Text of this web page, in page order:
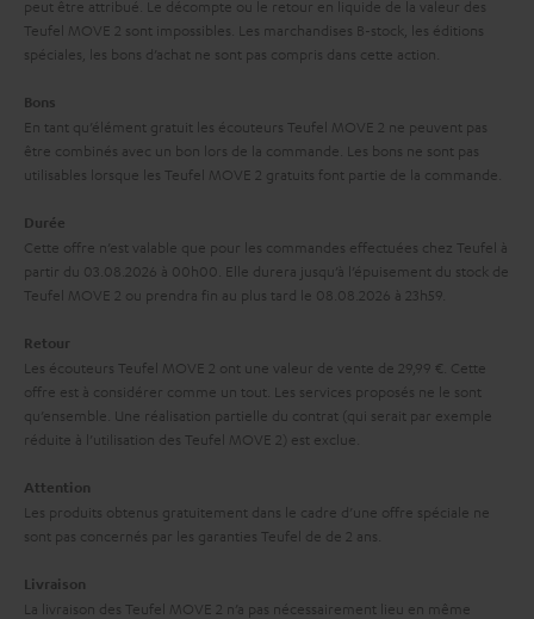
à
l
e
x
d
i
i
o
n
i
v
s
à
l
g
a
a
n
t
e
peut être attribué. Le décompte ou le retour en liquide de la valeur des
Teufel MOVE 2 sont impossibles. Les marchandises B-stock, les éditions
spéciales, les bons d’achat ne sont pas compris dans cette action.
Bons
En tant qu’élément gratuit les écouteurs Teufel MOVE 2 ne peuvent pas
être combinés avec un bon lors de la commande. Les bons ne sont pas
utilisables lorsque les Teufel MOVE 2 gratuits font partie de la commande.
Durée
Cette offre n’est valable que pour les commandes effectuées chez Teufel à
partir du 03.08.2026 à 00h00. Elle durera jusqu’à l’épuisement du stock de
Teufel MOVE 2 ou prendra fin au plus tard le 08.08.2026 à 23h59.
Retour
Les écouteurs Teufel MOVE 2 ont une valeur de vente de 29,99 €. Cette
offre est à considérer comme un tout. Les services proposés ne le sont
qu’ensemble. Une réalisation partielle du contrat (qui serait par exemple
réduite à l’utilisation des Teufel MOVE 2) est exclue.
Attention
Les produits obtenus gratuitement dans le cadre d’une offre spéciale ne
sont pas concernés par les garanties Teufel de de 2 ans.
Livraison
La livraison des Teufel MOVE 2 n’a pas nécessairement lieu en même